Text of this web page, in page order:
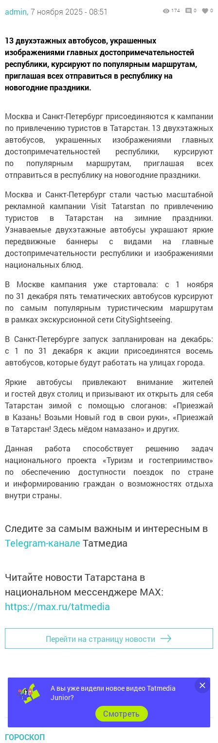
admin, 7 ноября 2025 - 08:51 174 0 0
13 двухэтажных автобусов, украшенных
изображениями главных достопримечательностей
республики, курсируют по популярным маршрутам,
приглашая всех отправиться в республику на
новогодние праздники.
Москва и Санкт-Петербург присоединяются к кампании
по привлечению туристов в Татарстан. 13 двухэтажных
автобусов, украшенных изображениями главных
достопримечательностей республики, курсируют
по популярным маршрутам, приглашая всех
отправиться в республику на новогодние праздники.
Москва и Санкт-Петербург стали частью масштабной
рекламной кампании Visit Tatarstan по привлечению
туристов в Татарстан на зимние праздники.
Узнаваемые двухэтажные автобусы украшают яркие
передвижные баннеры с видами на главные
достопримечательности республики и изображениями
национальных блюд.
В Москве кампания уже стартовала: с 1 ноября
по 31 декабря пять тематических автобусов курсируют
по самым популярным туристическим маршрутам
в рамках экскурсионной сети CitySightseeing.
В Санкт-Петербурге запуск запланирован на декабрь:
с 1 по 31 декабря к акции присоединятся восемь
автобусов, которые будут работать на улицах города.
Яркие автобусы привлекают внимание жителей
и гостей двух столиц и призывают их открыть для себя
Татарстан зимой с помощью слоганов: «Приезжай
в Казань! Возьми Новый год в свои руки», «Приезжай
в Татарстан! Здесь мёдом намазано» и других.
Данная работа способствует решению задач
национального проекта «Туризм и гостеприимство»
по обеспечению доступности поездок по стране
и информированию граждан о возможностях отдыха
внутри страны.
Следите за самым важным и интересным в
Telegram-канале Татмедиа
Читайте новости Татарстана в
национальном мессенджере MАХ:
https://max.ru/tatmedia
Перейти на страницу новости
ГОРОСКОП
А вы уже видели новое видео Tatmedia
Junior?
Cмотреть